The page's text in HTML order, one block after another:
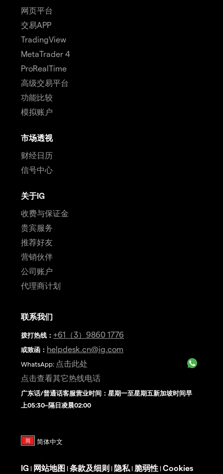
网页平台
交易APP
TradingView
MetaTrader 4
ProRealTime
高级交易平台
功能比较
模拟账户
市场透视
财经日历
信号中心
关于IG
收费与保证金
贵宾服务
推荐好友
营销伙伴
公司账户
代理商计划
联系我们
拨打热线 ： +61（3）9860 1776
或致函： helpdesk.cn@ig.com
WhatsApp: 点击此处
点击查看其它热线电话
广东话/普通话客服营业时间：星期一至星期五新加坡时间早
上05:30–隔日凌晨02:00
IG | 网站地图 | 条款及细则 | 隐私 | 脆弱性 | Cookies